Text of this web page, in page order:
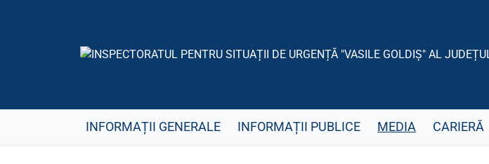
INFORMAȚII GENERALE INFORMAȚII PUBLICE MEDIA CARIERĂ